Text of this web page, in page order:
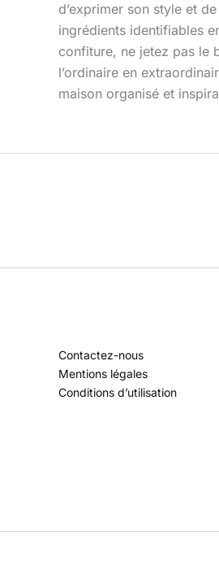
d’exprimer son style et
ingrédients identifiables
confiture, ne jetez pas le
l’ordinaire en
maison organisé et
Contactez-nous
Mentions légales
Conditions d’utilisation